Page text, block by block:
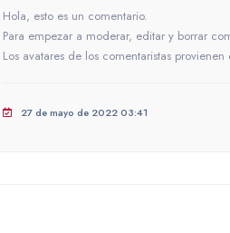
Hola, esto es un comentario.
Para empezar a moderar, editar y borrar
Los avatares de los comentaristas provienen
27 de mayo de 2022 03:41